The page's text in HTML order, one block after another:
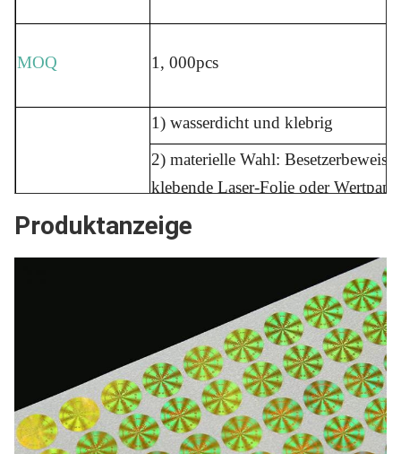
MOQ 1, 000pcs
1) wasserdicht und klebrig
2) materielle Wahl: Besetzerbeweis
klebende Laser-Folie oder
3) Sicherheitsmerkmal:
ändernde Farbe, metallischer
benutzt werden
3) Drucken der guten Qualität,
4) Wegwerf, aseptisch, biologisch
Versand
Ausdrücklich (DHL/UPS/Fedex)
Produktanzeige